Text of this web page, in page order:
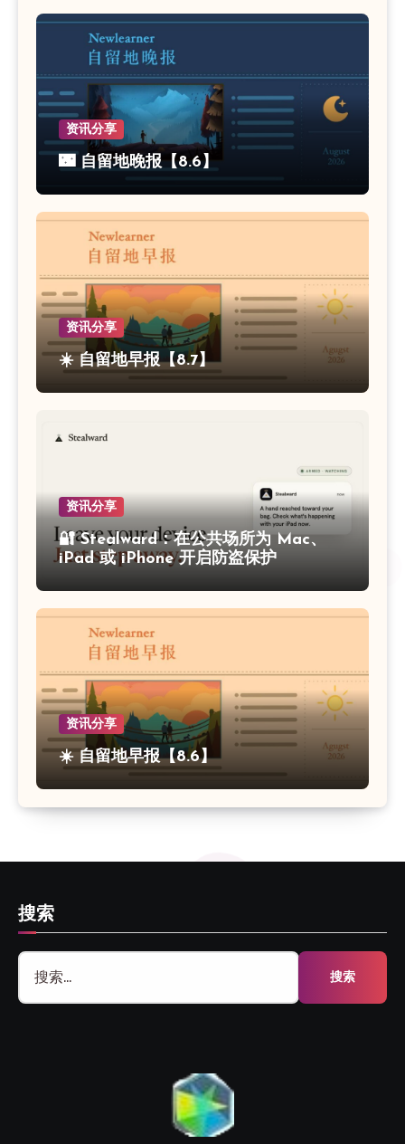
资讯分享
🌃 自留地晚报【8.6】
资讯分享
☀️ 自留地早报【8.7】
资讯分享
🔐 Stealward：在公共场所为 Mac、
iPad 或 iPhone 开启防盗保护
资讯分享
☀️ 自留地早报【8.6】
搜索
搜
索：